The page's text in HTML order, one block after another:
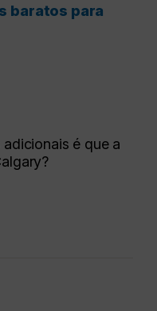
baratos para
é que a